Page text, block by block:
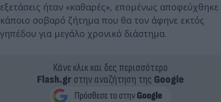
εξετάσεις ήταν «καθαρές», επομένως αποφεύχθηκε
κάποιο σοβαρό ζήτημα που θα τον άφηνε εκτός
γηπέδου για μεγάλο χρονικό διάστημα.
Κάνε κλικ και δες περισσότερο
Flash.grστην αναζήτηση της Google